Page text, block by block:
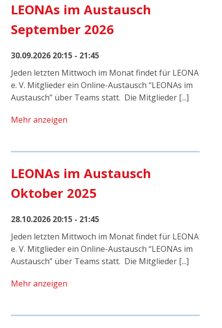
LEONAs im Austausch
September 2026
30.09.2026 20:15 - 21:45
Jeden letzten Mittwoch im Monat findet für LEONA
e. V. Mitglieder ein Online-Austausch “LEONAs im
Austausch” über Teams statt. Die Mitglieder [...]
Mehr anzeigen
LEONAs im Austausch
Oktober 2025
28.10.2026 20:15 - 21:45
Jeden letzten Mittwoch im Monat findet für LEONA
e. V. Mitglieder ein Online-Austausch “LEONAs im
Austausch” über Teams statt. Die Mitglieder [...]
Mehr anzeigen